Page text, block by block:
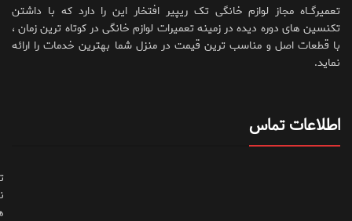
تعمیرگــاه مجاز لوازم خانگی تک ریپیر افتخار این را دارد که با داشتن
تکنسین های دوره دیده در زمینه تعمیرات لوازم خانگی در کوتاه ترین زمان ،
با قطعات اصل و مناسب ترین قیمت در منزل شما بهترین خدمات را ارائه
نماید.
اطلاعات تماس